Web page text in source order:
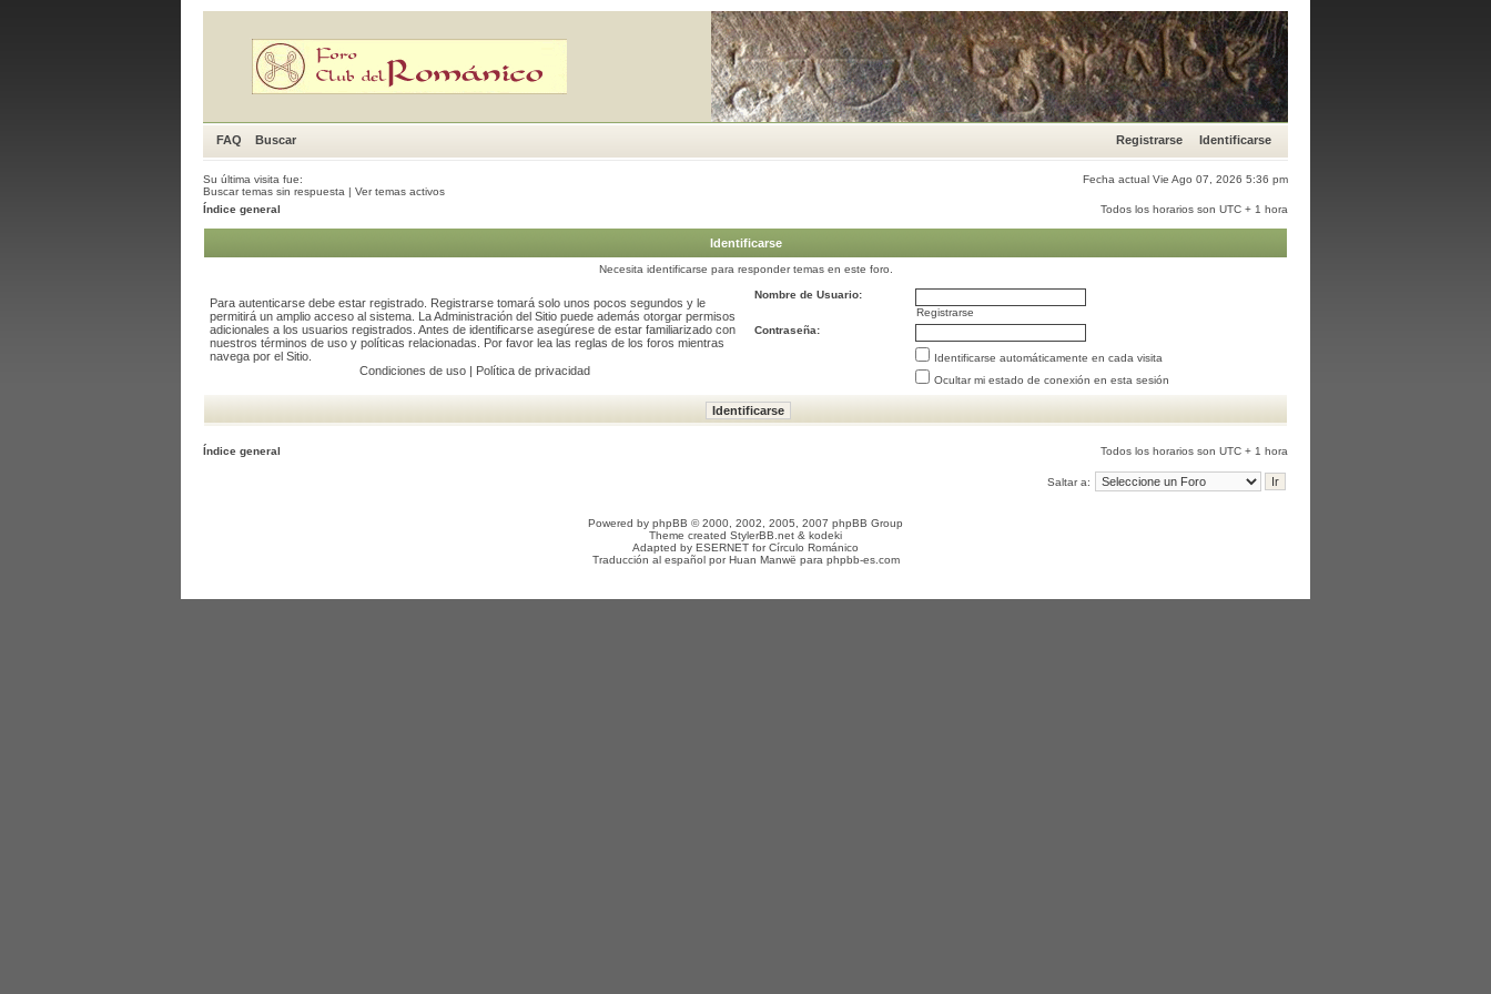
FAQ Buscar Registrarse Identificarse
Su última visita fue:
Fecha actual Vie Ago 07, 2026 5:36 pm
Buscar temas sin respuesta | Ver temas activos
Índice general
Todos los horarios son UTC + 1 hora
Identificarse
Necesita identificarse para responder temas en este foro.
Para autenticarse debe estar registrado. Registrarse tomará solo unos pocos segundos y le
permitirá un amplio acceso al sistema. La Administración del Sitio puede además otorgar permisos
adicionales a los usuarios registrados. Antes de identificarse asegúrese de estar familiarizado con
nuestros términos de uso y políticas relacionadas. Por favor lea las reglas de los foros mientras
navega por el Sitio.
Condiciones de uso| Política de privacidad
Nombre de Usuario:
Registrarse
Contraseña:
Identificarse automáticamente en cada visita
Ocultar mi estado de conexión en esta sesión
Índice general Todos los horarios son UTC + 1 hora
Saltar a:
Powered by phpBB © 2000, 2002, 2005, 2007 phpBB Group
Theme created StylerBB.net & kodeki
Adapted by ESERNET forCírculo Románico
Traducción al español porHuan Manwë para phpbb-es.com